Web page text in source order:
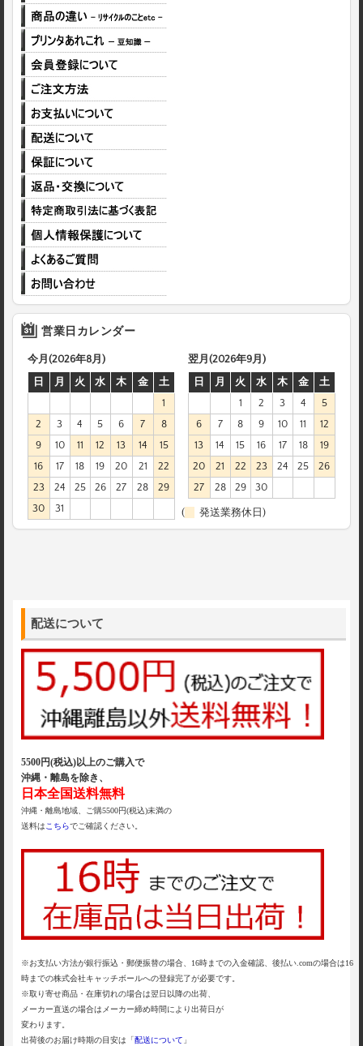
営業日カレンダー
今月(2026年8月)
日
月 火 水 木 金
土
1
2
3 4 5 6 7
8
9
10 11 12 13 14
15
16
17 18 19 20 21
22
23
24 25 26 27 28
29
30
31
翌月(2026年9月)
日
月 火 水 木 金
土
1
2 3 4
5
6
7 8 9 10 11
12
13
14 15 16 17 18
19
20
21 22 23 24 25
26
27
28 29 30
( 発送業務休日)
配送について
5500円(税込)以上のご購入で
沖縄・離島を除き、
日本全国送料無料
沖縄・離島地域、ご購5500円(税込)未満の
送料は こちらでご確認ください。
※お支払い方法が銀行振込・郵便振替の場合、16時までの入金確認、後払い.comの場合は16
時までの株式会社キャッチボールへの登録完了が必要です。
※取り寄せ商品・在庫切れの場合は翌日以降の出荷、
メーカー直送の場合はメーカー締め時間により出荷日が
変わります。
出荷後のお届け時期の目安は「配送について 」